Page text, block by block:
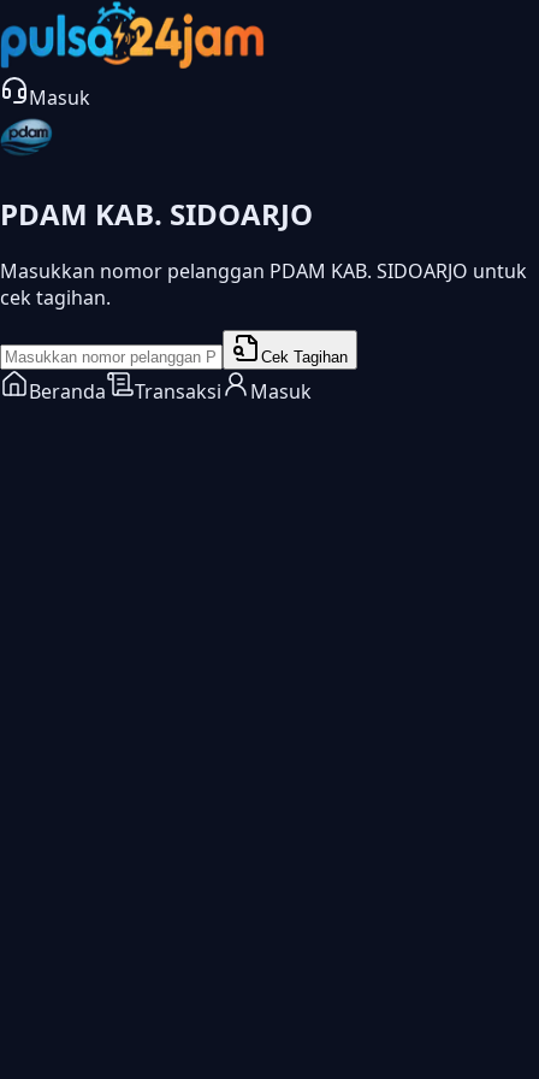
Masuk
PDAM KAB. SIDOARJO
Masukkan nomor pelanggan PDAM KAB. SIDOARJO untuk
cek tagihan.
Cek Tagihan
Beranda Transaksi Masuk